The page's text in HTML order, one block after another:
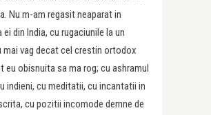
Nu m-am regasit neaparat in
din India, cu rugaciunile la un
mai vag decat cel crestin ortodox
eu obisnuita sa ma rog; cu ashramul
indieni, cu meditatii, cu incantatii in
cu pozitii incomode demne de